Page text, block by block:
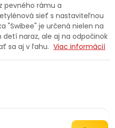
obchodu
pevného rámu a
sieť s nastaviteľnou
"Swibee" je určená nielen na
naraz, ale aj na odpočinok
sa aj v ľahu. Viac informácií